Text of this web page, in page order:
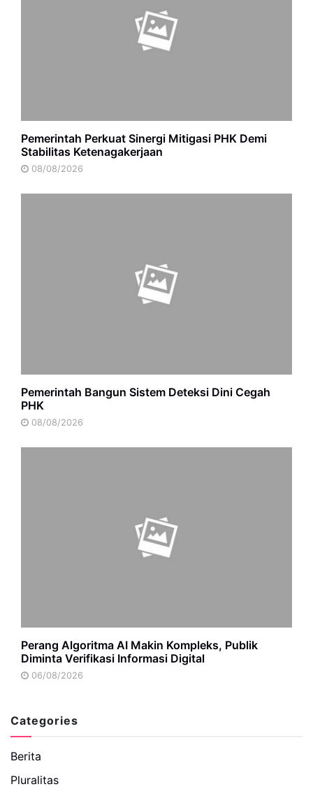
Pemerintah Perkuat Sinergi Mitigasi PHK Demi
Stabilitas Ketenagakerjaan
08/08/2026
Pemerintah Bangun Sistem Deteksi Dini Cegah
PHK
08/08/2026
Perang Algoritma AI Makin Kompleks, Publik
Diminta Verifikasi Informasi Digital
06/08/2026
Categories
Berita
Pluralitas